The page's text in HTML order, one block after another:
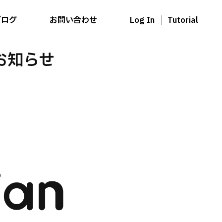
グ お問い合わせ Log In Tutorial
知らせ